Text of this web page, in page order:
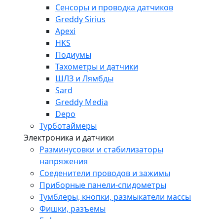
Сенсоры и проводка датчиков
Greddy Sirius
Apexi
HKS
Подиумы
Тахометры и датчики
ШЛЗ и Лямбды
Sard
Greddy Media
Depo
Турботаймеры
Электроника и датчики
Разминусовки и стабилизаторы
напряжения
Соеденители проводов и зажимы
Приборные панели-спидометры
Тумблеры, кнопки, размыкатели массы
Фишки, разъемы